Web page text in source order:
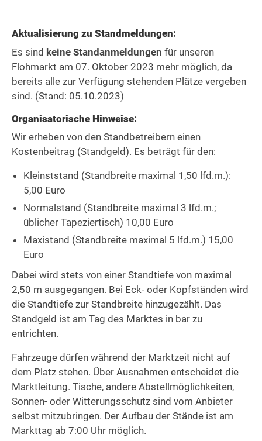
Aktualisierung zu Standmeldungen:
Es sind keine Standanmeldungen für unseren
Flohmarkt am 07. Oktober 2023 mehr möglich, da
bereits alle zur Verfügung stehenden Plätze vergeben
sind. (Stand: 05.10.2023)
Organisatorische Hinweise:
Wir erheben von den Standbetreibern einen
Kostenbeitrag (Standgeld). Es beträgt für den:
Kleinststand (Standbreite maximal 1,50 lfd.m.):
5,00 Euro
Normalstand (Standbreite maximal 3 lfd.m.;
üblicher Tapeziertisch) 10,00 Euro
Maxistand (Standbreite maximal 5 lfd.m.) 15,00
Euro
Dabei wird stets von einer Standtiefe von maximal
2,50 m ausgegangen. Bei Eck- oder Kopfständen wird
die Standtiefe zur Standbreite hinzugezählt. Das
Standgeld ist am Tag des Marktes in bar zu
entrichten.
Fahrzeuge dürfen während der Marktzeit nicht auf
dem Platz stehen. Über Ausnahmen entscheidet die
Marktleitung. Tische, andere Abstellmöglichkeiten,
Sonnen- oder Witterungsschutz sind vom Anbieter
selbst mitzubringen. ­Der Aufbau der Stände ist am
Markttag ab 7:00 Uhr möglich.